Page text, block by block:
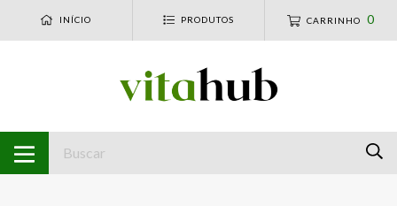
INÍCIO PRODUTOS CARRINHO 0